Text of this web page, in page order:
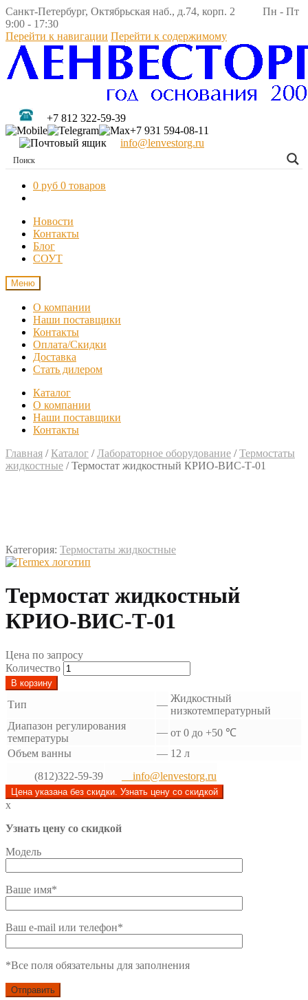
Санкт-Петербург, Октябрьская наб., д.74, корп. 2 Пн - Пт
9:00 - 17:30
Перейти к навигации Перейти к содержимому
+7 812 322-59-39
+7 931 594-08-11
info@lenvestorg.ru
0 руб 0 товаров
Новости
Контакты
Блог
СОУТ
Меню
О компании
Наши поставщики
Контакты
Оплата/Скидки
Доставка
Стать дилером
Каталог
О компании
Наши поставщики
Контакты
Главная / Каталог /Лабораторное оборудование /Термостаты
жидкостные /Термостат жидкостный КРИО-ВИС-Т-01
Категория: Термостаты жидкостные
Термостат жидкостный
КРИО-ВИС-Т-01
Цена по запросу
Количество
В корзину
Тип —
Жидкостный
низкотемпературный
Диапазон регулирования
температуры
— от 0 до +50 ℃
Объем ванны
— 12 л
(812)322-59-39
info@lenvestorg.ru
Цена указана без скидки. Узнать цену со скидкой
x
Узнать цену со скидкой
Модель
Ваше имя*
Ваш e-mail или телефон*
*Все поля обязательны для заполнения